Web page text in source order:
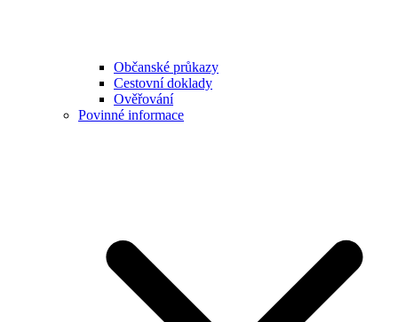
Občanské průkazy
Cestovní doklady
Ověřování
Povinné informace